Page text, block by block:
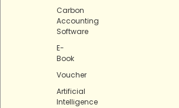
Carbon
Accounting
Software
E-
Book
Voucher
Artificial
Intelligence